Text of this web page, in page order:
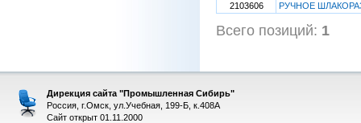
2103606
РУЧНОЕ
Всего позиций: 1
Дирекция сайта "Промышленная Сибирь"
Россия, г.Омск, ул.Учебная, 199-Б, к.408А
Сайт открыт 01.11.2000